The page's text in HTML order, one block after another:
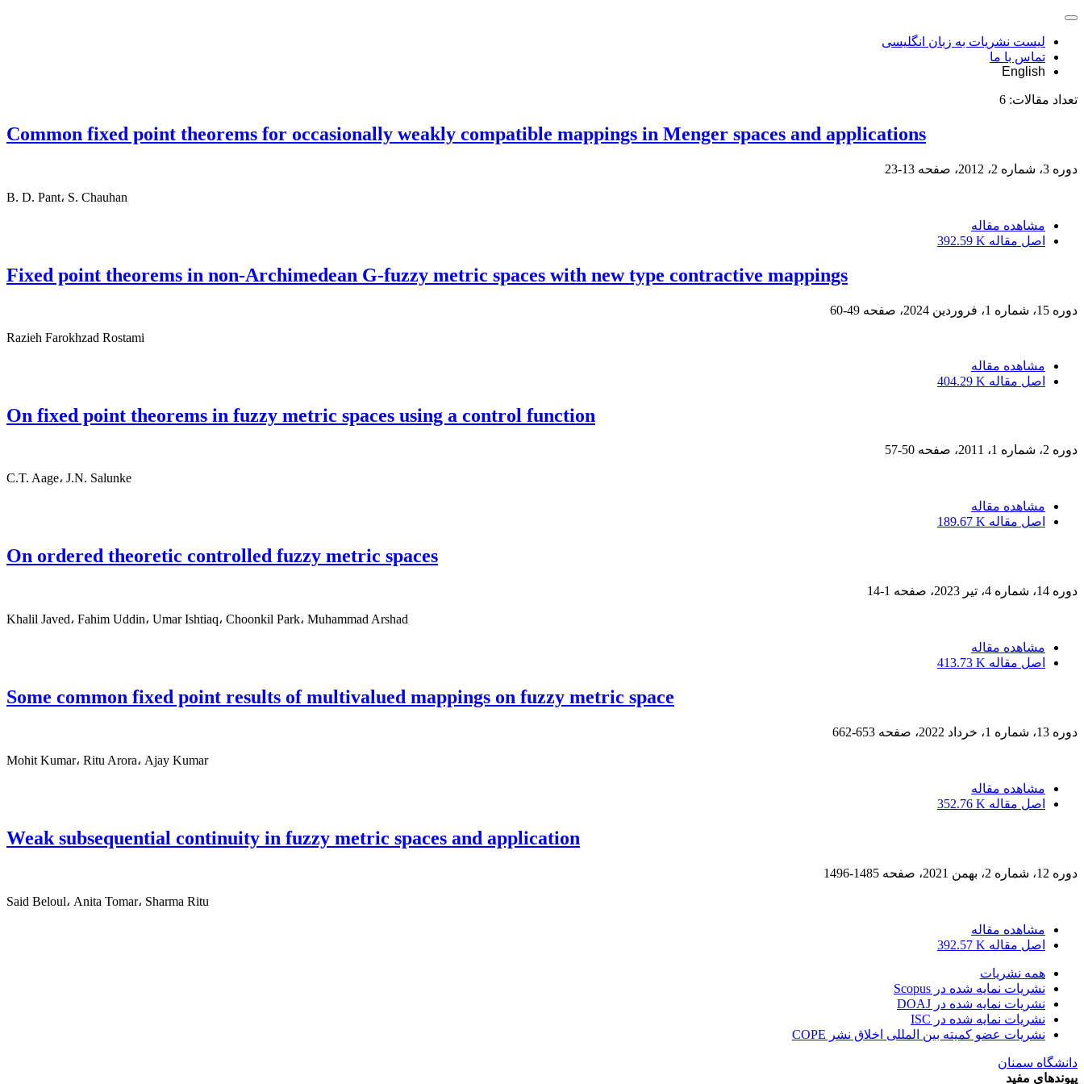
لیست نشریات به زبان انگلیسی
تماس با ما
English
تعداد مقالات: 6
Common fixed point theorems for occasionally weakly compatible mappings in Menger spaces and applications
دوره 3، شماره 2، 2012، صفحه 13-23
B. D. Pant، S. Chauhan
مشاهده مقاله
اصل مقاله 392.59 K
Fixed point theorems in non-Archimedean G-fuzzy metric spaces with new type contractive mappings
دوره 15، شماره 1، فروردین 2024، صفحه
49-60
Razieh Farokhzad Rostami
مشاهده مقاله
اصل مقاله 404.29 K
On fixed point theorems in fuzzy metric spaces using a control function
دوره 2، شماره 1، 2011، صفحه 50-57
C.T. Aage، J.N. Salunke
مشاهده مقاله
اصل مقاله 189.67 K
On ordered theoretic controlled fuzzy metric spaces
دوره 14، شماره 4، تیر 2023، صفحه 1-14
Khalil Javed، Fahim Uddin، Umar Ishtiaq، Choonkil Park، Muhammad Arshad
مشاهده مقاله
اصل مقاله 413.73 K
Some common fixed point results of multivalued mappings on fuzzy metric space
دوره 13، شماره 1، خرداد 2022، صفحه 653-662
Mohit Kumar، Ritu Arora، Ajay Kumar
مشاهده مقاله
اصل مقاله 352.76 K
Weak subsequential continuity in fuzzy metric spaces and application
دوره 12، شماره 2، بهمن 2021، صفحه 1485-1496
Said Beloul، Anita Tomar، Sharma Ritu
مشاهده مقاله
اصل مقاله 392.57 K
همه نشریات
نشریات نمایه شده در Scopus
نشریات نمایه شده در DOAJ
نشریات نمایه شده در ISC
نشریات عضو کمیته بین المللی اخلاق نشر COPE
دانشگاه سمنان
پیوندهای مفید